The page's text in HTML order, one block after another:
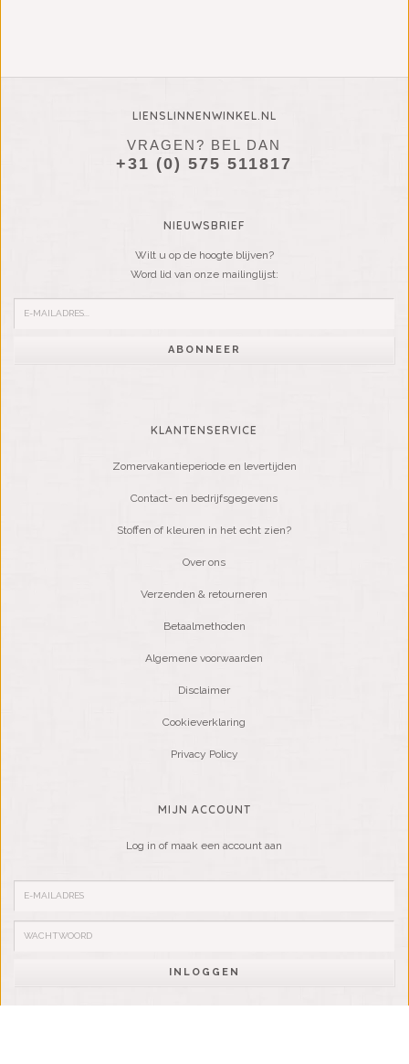
LIENSLINNENWINKEL.NL
VRAGEN? BEL DAN
+31 (0) 575 511817
NIEUWSBRIEF
Wilt u op de hoogte blijven?
Word lid van onze mailinglijst:
ABONNEER
KLANTENSERVICE
Zomervakantieperiode en levertijden
Contact- en bedrijfsgegevens
Stoffen of kleuren in het echt zien?
Over ons
Verzenden & retourneren
Betaalmethoden
Algemene voorwaarden
Disclaimer
Cookieverklaring
Privacy Policy
MIJN ACCOUNT
Log in of maak een account aan
INLOGGEN